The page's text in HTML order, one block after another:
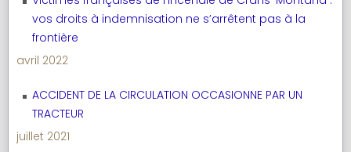
vos droits à indemnisation ne s’arrêtent pas à la
frontière
avril 2022
ACCIDENT DE LA CIRCULATION OCCASIONNE PAR UN
TRACTEUR
juillet 2021